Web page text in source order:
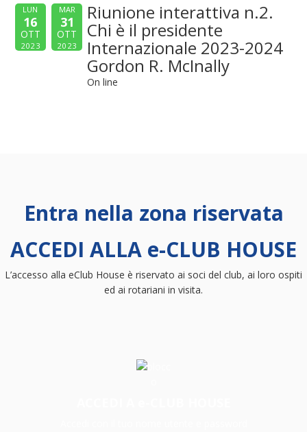
LUN
16
OTT
2023
MAR
31
OTT
2023
Riunione interattiva n.2.
Chi è il presidente
Internazionale 2023-2024
Gordon R. McInally
On line
Entra nella zona riservata
ACCEDI ALLA e-CLUB HOUSE
L’accesso alla eClub House è riservato ai soci del club, ai loro ospiti
ed ai rotariani in visita.